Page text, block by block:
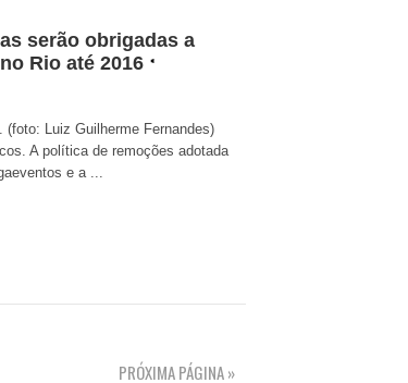
serão obrigadas a
Rio até 2016
Luiz Guilherme Fernandes)
A política de remoções adotada
e a ...
PRÓXIMA PÁGINA »